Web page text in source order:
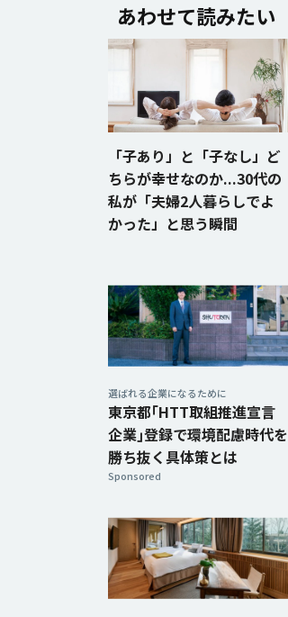
あわせて読みたい
「子あり」と「子なし」ど
ちらが幸せなのか...30代の
私が「夫婦2人暮らしでよ
かった」と思う瞬間
選ばれる企業になるために
東京都｢HTT取組推進宣言
企業｣登録で環境配慮時代を
勝ち抜く具体策とは
Sponsored